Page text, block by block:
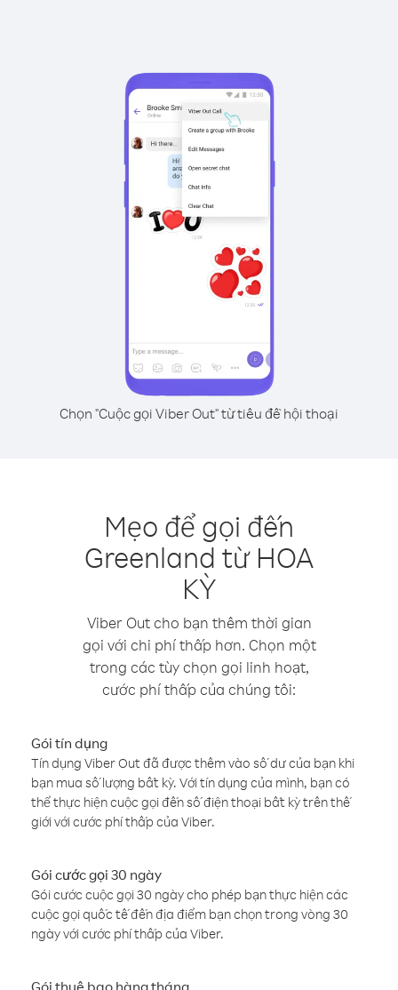
Chọn "Cuộc gọi Viber Out" từ tiêu đề hội thoại
Mẹo để gọi đến
Greenland từ HOA
KỲ
Viber Out cho bạn thêm thời gian
gọi với chi phí thấp hơn. Chọn một
trong các tùy chọn gọi linh hoạt,
cước phí thấp của chúng tôi:
Gói tín dụng
Tín dụng Viber Out đã được thêm vào số dư của bạn khi
bạn mua số lượng bất kỳ. Với tín dụng của mình, bạn có
thể thực hiện cuộc gọi đến số điện thoại bất kỳ trên thế
giới với cước phí thấp của Viber.
Gói cước gọi 30 ngày
Gói cước cuộc gọi 30 ngày cho phép bạn thực hiện các
cuộc gọi quốc tế đến địa điểm bạn chọn trong vòng 30
ngày với cước phí thấp của Viber.
Gói thuê bao hàng tháng